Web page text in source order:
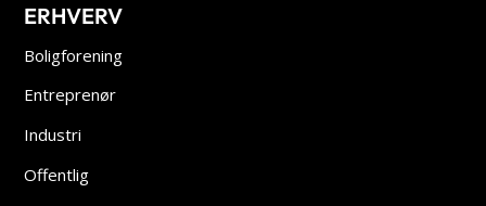
ERHVERV
Boligforening
Entreprenør
Industri
Offentlig